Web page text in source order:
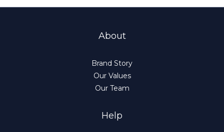
About
Brand Story
Our Values
Our Team
Help